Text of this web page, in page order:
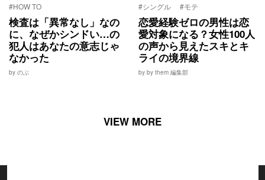
#HOW TO
検査は「異常なし」なの
に、なぜかシンドい…の
犯人はあなたの意志じゃ
なかった
by のぶ
#シングル #モテ
恋愛経験ゼロの男性は恋
愛対象になる？女性100人
の声から見えたスキとキ
ライの境界線
by by them 編集部
VIEW MORE